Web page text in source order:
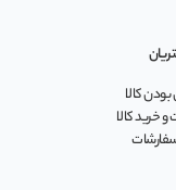
کالا
خرید کالا